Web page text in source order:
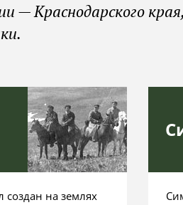
— Краснодарского
создан на землях